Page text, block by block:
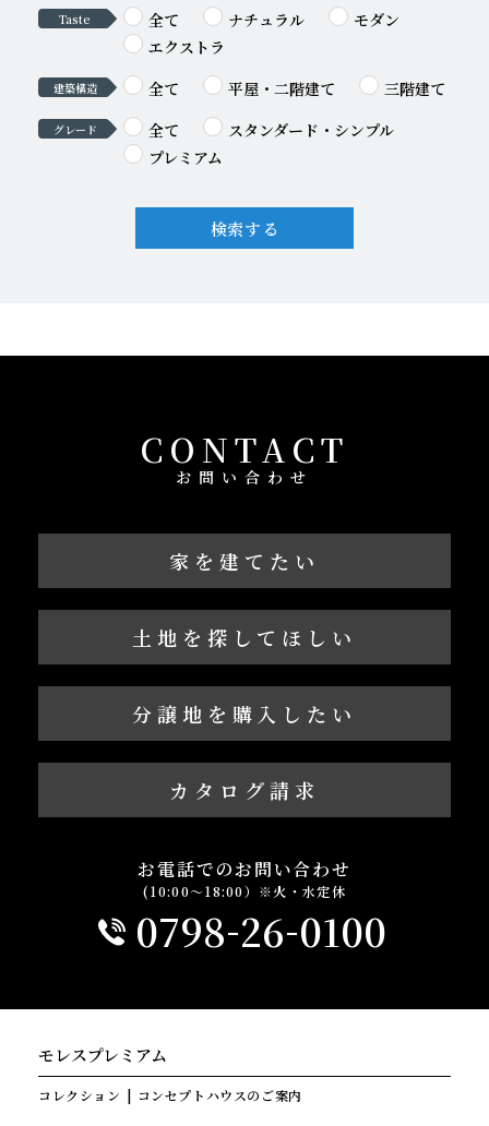
Taste 全て ナチュラル
モダン
エクストラ
建築構造 全て 平屋・二階建て 三階建て
グレード 全て
スタンダード・シンプル
プレミアム
検索する
CONTACT
お問い合わせ
家を建てたい
土地を探してほしい
分譲地を購入したい
カタログ請求
お電話でのお問い合わせ
(10:00～18:00）※火・水定休
0798-26-0100
モレスプレミアム
コレクション コンセプトハウスのご案内